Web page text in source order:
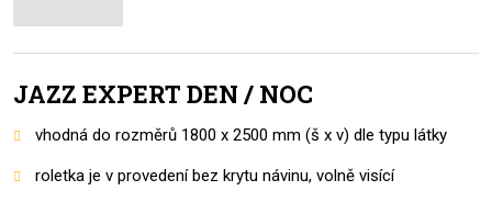
JAZZ EXPERT DEN / NOC
vhodná do rozměrů 1800 x 2500 mm (š x v) dle typu látky
roletka je v provedení bez krytu návinu, volně visící